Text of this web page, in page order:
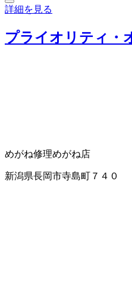
詳細を見る
プライオリティ・
めがね修理めがね店
新潟県長岡市寺島町７４０